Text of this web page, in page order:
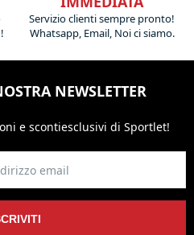
possiamo citare il
dell'equilibrio e della
del metabolismo; uno
motori; un'ottimizzazione della
Il gioco del
promuovendo i principi di
psicologici, rendendolo
Servizio clienti sempre pronto!
Whatsapp, Email, Noi ci siamo.
NEWSLETTER
e scontiesclusivi di Sportlet!